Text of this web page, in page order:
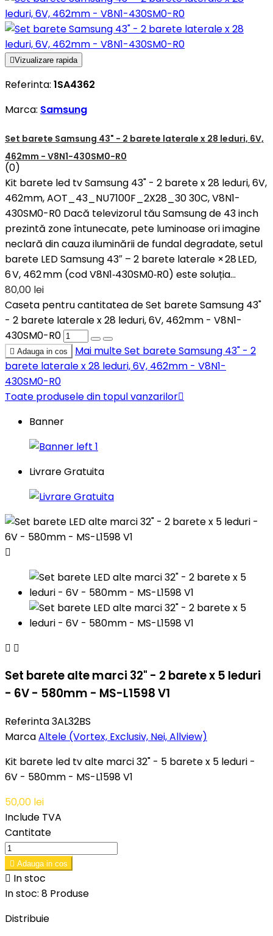
Vizualizare rapida
Referinta: 1SA4362
Marca: Samsung
Set barete Samsung 43" - 2 barete laterale x 28 leduri, 6V,
462mm - V8N1-430SM0-R0
(0)
Kit barete led tv Samsung 43" - 2 barete x 28 leduri, 6V,
462mm, AOT_43_NU7100F_2X28_30 30C, V8N1-
430SM0-R0 Dacă televizorul tău Samsung de 43 inch
prezintă zone întunecate, pete luminoase ori imagine
neclară din cauza iluminării de fundal degradate, setul
barete LED Samsung 43″ – 2 barete laterale × 28 LED,
6 V, 462 mm (cod V8N1‑430SM0‑R0) este soluția...
80,00 lei
Caseta pentru cantitatea de Set barete Samsung 43"
- 2 barete laterale x 28 leduri, 6V, 462mm - V8N1-
430SM0-R0
 Adauga in cos Mai multeSet barete Samsung 43" - 2
barete laterale x 28 leduri, 6V, 462mm - V8N1-
430SM0-R0
Toate produsele din topul vanzarilor
Banner
Livrare Gratuita

 
Set barete alte marci 32" - 2 barete x 5 leduri
- 6V - 580mm - MS-L1598 V1
Referinta3AL32BS
MarcaAltele (Vortex, Exclusiv, Nei, Allview)
Kit barete led tv alte marci 32" - 5 barete x 5 leduri -
6V - 580mm - MS-L1598 V1
50,00 lei
Include TVA
Cantitate
 Adauga in cos
 In stoc
In stoc: 8 Produse
Distribuie